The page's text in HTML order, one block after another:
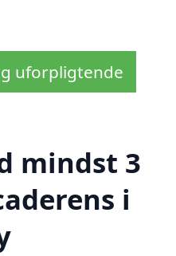
uforpligtende
mindst 3
i